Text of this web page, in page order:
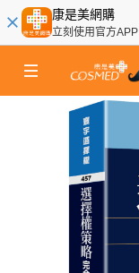
康是美網購
立刻使用官方APP